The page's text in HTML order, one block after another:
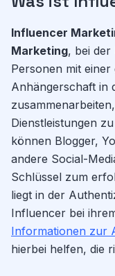
Influencer
Marketing, bei
Personen mit
Anhängerschaft in
Dienstleistungen
können Blogger,
andere Social-
Schlüssel zum
liegt in der
Influencer bei
Informationen zur
hierbei helfen, die